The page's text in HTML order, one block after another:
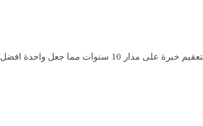
شركة تنظيف منازل بالقصيم من افضل الشركات التى تعمل في مجال النظافة والتعقيم خبرة على مدار 10 سنوات مما جعل واحدة افضل